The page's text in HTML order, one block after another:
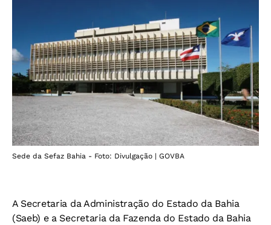
Sede da Sefaz Bahia - Foto: Divulgação | GOVBA
A Secretaria da Administração do Estado da Bahia
(Saeb) e a Secretaria da Fazenda do Estado da Bahia